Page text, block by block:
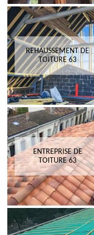
REHAUSSEMENT DE
TOITURE 63
ENTREPRISE DE
TOITURE 63